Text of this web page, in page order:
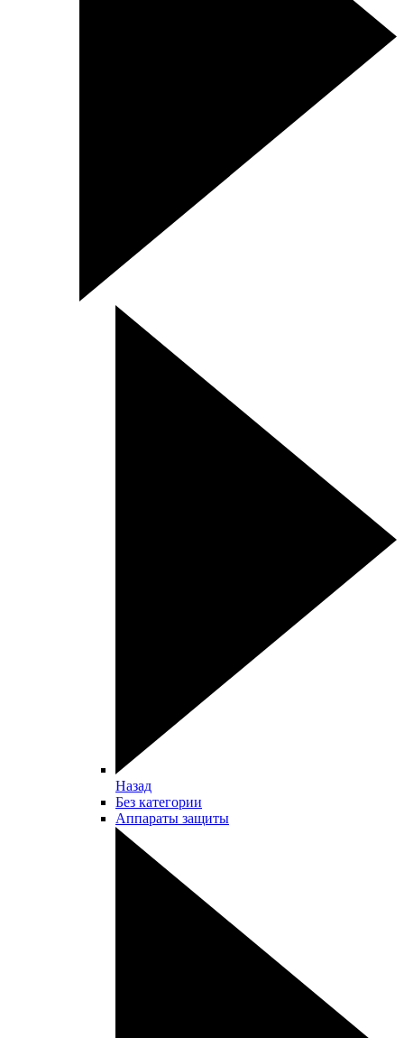
Назад
Без категории
Аппараты защиты